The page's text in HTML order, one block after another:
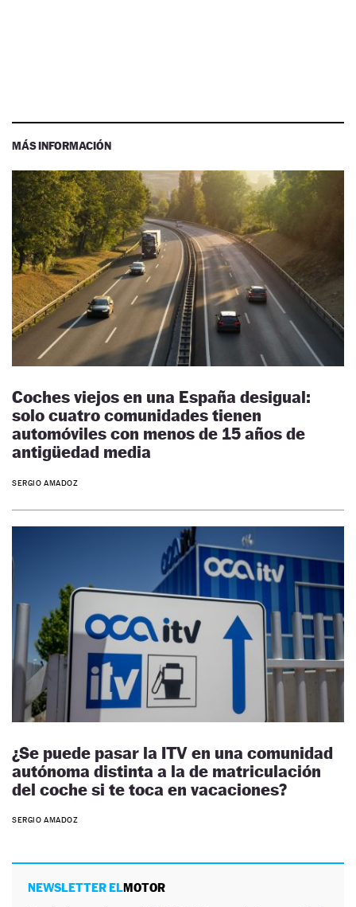
MÁS INFORMACIÓN
Coches viejos en una España desigual:
solo cuatro comunidades tienen
automóviles con menos de 15 años de
antigüedad media
SERGIO AMADOZ
¿Se puede pasar la ITV en una comunidad
autónoma distinta a la de matriculación
del coche si te toca en vacaciones?
SERGIO AMADOZ
NEWSLETTER ELMOTOR